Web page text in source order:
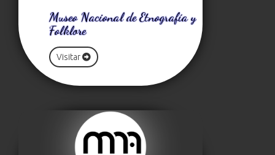
Museo Nacional de Etnografía y
Folklore
Visitar